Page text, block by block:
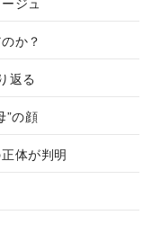
のか？
返る
”の顔
体が判明